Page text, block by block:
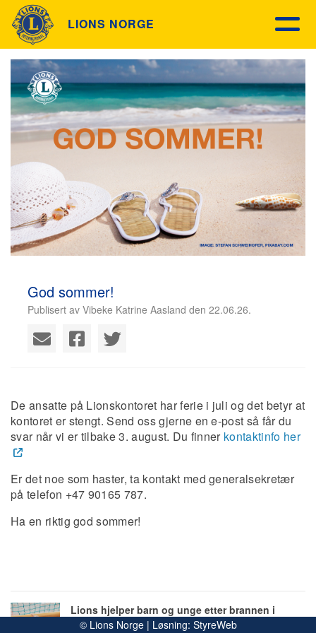
LIONS NORGE
God sommer!
Publisert av Vibeke Katrine Aasland den 22.06.26.
De ansatte på Lionskontoret har ferie i juli og det betyr at
kontoret er stengt. Send oss gjerne en e-post så får du
svar når vi er tilbake 3. august. Du finner kontaktinfo her
Er det noe som haster, ta kontakt med generalsekretær
på telefon +47 90165 787.
Ha en riktig god sommer!
Lions hjelper barn og unge etter brannen i
Drammen
© Lions Norge | Løsning: StyreWeb